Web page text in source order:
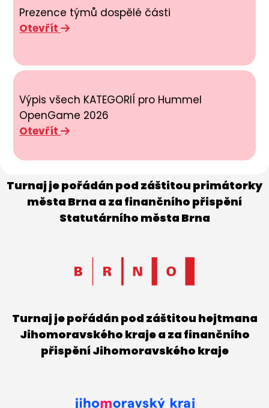
Prezence týmů dospělé části
Otevřít
Výpis všech KATEGORIÍ pro Hummel
OpenGame 2026
Otevřít
Turnaj je pořádán pod záštitou primátorky
města Brna a za finančního přispění
Statutárního města Brna
Turnaj je pořádán pod záštitou hejtmana
Jihomoravského kraje a za finančního
přispění Jihomoravského kraje